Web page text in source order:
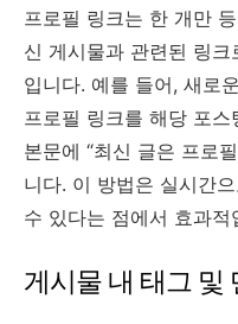
프로필 링크는 한 개만
신 게시물과 관련된 링
입니다. 예를 들어, 새로
프로필 링크를 해당 포
본문에 “최신 글은 프로
니다. 이 방법은 실시간
수 있다는 점에서 효과적
게시물 내 태그 및